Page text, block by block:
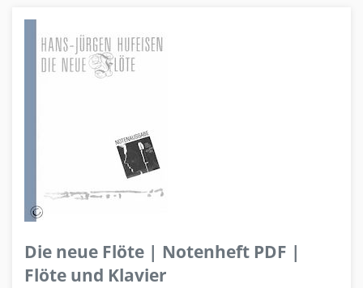
Die neue Flöte | Notenheft PDF |
Flöte und Klavier